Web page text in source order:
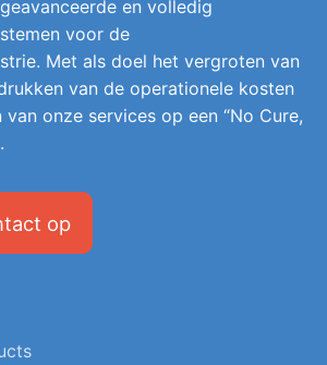
en volledig
voor de
Met als doel het vergroten van
van de operationele kosten
onze services op een “No Cure,
op